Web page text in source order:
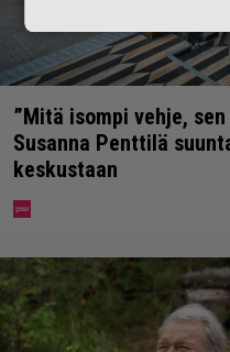
”Mitä isompi vehje,
Susanna Penttilä
keskustaan